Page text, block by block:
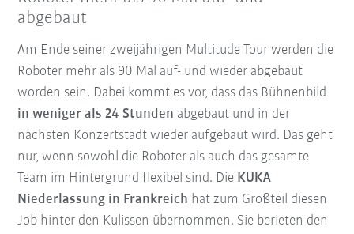
abgebaut
Am Ende seiner zweijährigen Multitude Tour werden die
Roboter mehr als 90 Mal auf- und wieder abgebaut
worden sein. Dabei kommt es vor, dass das Bühnenbild
in weniger als 24 Stunden abgebaut und in der
nächsten Konzertstadt wieder aufgebaut wird. Das geht
nur, wenn sowohl die Roboter als auch das gesamte
Team im Hintergrund flexibel sind. Die KUKA
Niederlassung in Frankreich hat zum Großteil diesen
Job hinter den Kulissen übernommen. Sie berieten den